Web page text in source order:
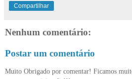
Compartilhar
Nenhum comentário:
Postar um comentário
Muito Obrigado por comentar! Ficamos